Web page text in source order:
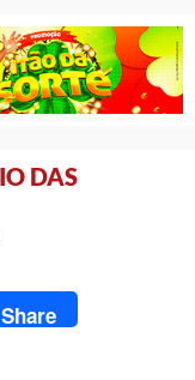
DAS
Share